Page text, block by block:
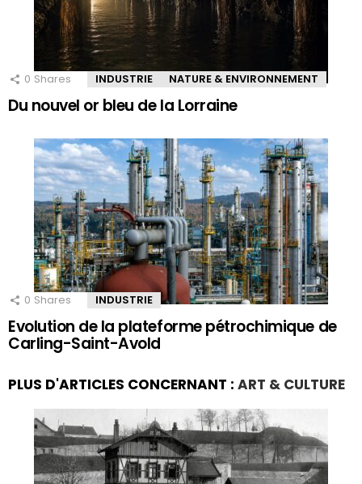
0 Shares INDUSTRIE NATURE & ENVIRONNEMENT
Du nouvel or bleu de la Lorraine
0 Shares INDUSTRIE
Evolution de la plateforme pétrochimique de
Carling-Saint-Avold
PLUS D'ARTICLES CONCERNANT : ART & CULTURE